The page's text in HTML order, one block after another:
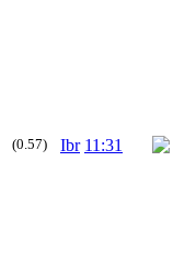
(0.57) Ibr 11:31